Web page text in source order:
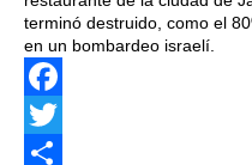
terminó destruido, como el
en un bombardeo israelí.
Facebook
Twitter